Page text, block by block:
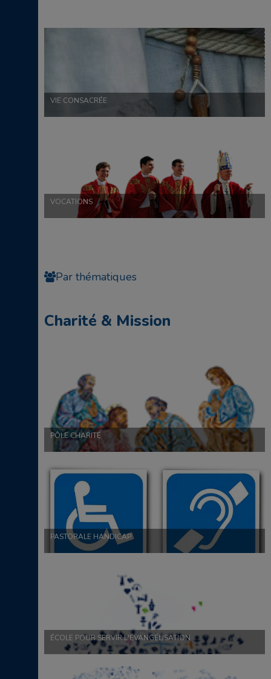
VIE CONSACRÉE
VOCATIONS
Par thématiques
Charité & Mission
PÔLE CHARITÉ
PASTORALE HANDICAP
ÉCOLE POUR SERVIR L'ÉVANGÉLISATION